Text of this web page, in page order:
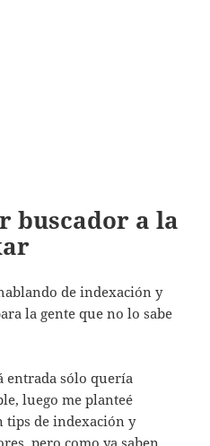
buscador a la
de indexación y
la gente que no lo sabe
entrada sólo quería
luego me planteé
tips de indexación y
pero como ya saben